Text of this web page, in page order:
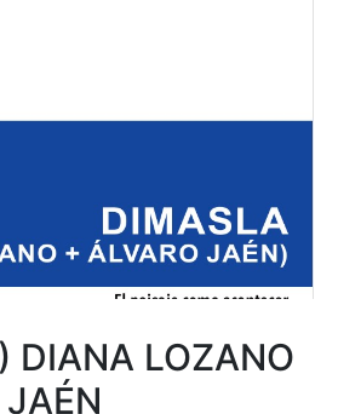
DIANA LOZANO